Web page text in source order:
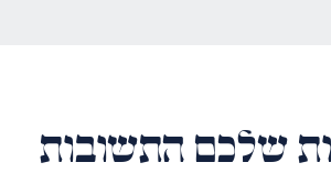
שלכם התשובות